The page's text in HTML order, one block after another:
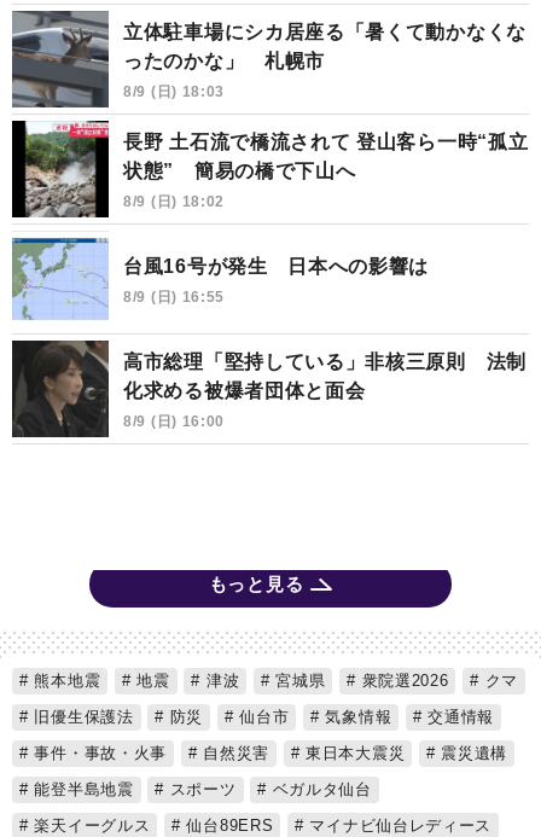
立体駐車場にシカ居座る「暑くて動かなくな
ったのかな」 札幌市
8/9 (日) 18:03
長野 土石流で橋流されて 登山客ら一時“孤立
状態” 簡易の橋で下山へ
8/9 (日) 18:02
台風16号が発生 日本への影響は
8/9 (日) 16:55
高市総理「堅持している」非核三原則 法制
化求める被爆者団体と面会
8/9 (日) 16:00
もっと見る
熊本地震 地震 津波 宮城県 衆院選2026
クマ
旧優生保護法
防災 仙台市 気象情報
交通情報
事件・事故・火事
自然災害 東日本大震災
震災遺構
能登半島地震
スポーツ
ベガルタ仙台
楽天イーグルス
仙台89ERS
マイナビ仙台レディース